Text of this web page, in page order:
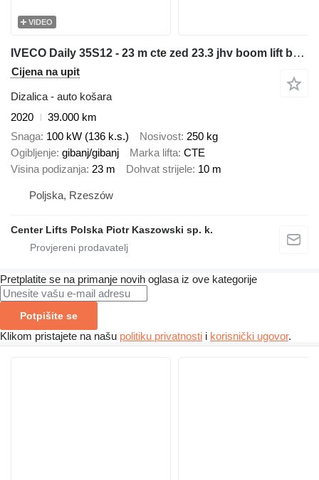
VIDEO
IVECO Daily 35S12 - 23 m cte zed 23.3 jhv boom lift bucket truck podno
Cijena na upit
Dizalica - auto košara
2020
39.000 km
Snaga 100 kW (136 k.s.) Nosivost 250 kg
Ogibljenje gibanj/gibanj Marka lifta CTE
Visina podizanja 23 m Dohvat strijele 10 m
Poljska, Rzeszów
Center Lifts Polska Piotr Kaszowski sp. k.
Pretplatite se na primanje novih oglasa iz ove kategorije
Potpišite se
Klikom pristajete na našu politiku privatnosti i korisnički ugovor.